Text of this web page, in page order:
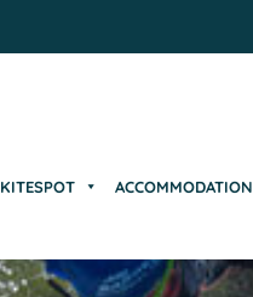
KITESPOT ACCOMMODATION